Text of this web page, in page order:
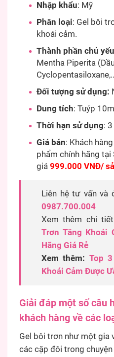
Nhập khẩu: Mỹ
Phân loại: Gel bôi
khoái cảm.
Thành phần chủ yếu
Mentha Piperita
Đối tượng sử dụng:
Dung tích: Tuýp 10ml
Thời hạn sử dụng:
Giá bán: Khách
phẩm chính hãng tại
giá 999.000 VNĐ/
Liên hệ tư vấn và
0987.700.004
Xem thêm chi
Trơn Tăng Khoái
Hãng Giá Rẻ
Xem thêm: Top
Khoái Cảm Được
Giải đáp một số câu
khách hàng về các
Gel bôi trơn như một gia
các cặp đôi trong